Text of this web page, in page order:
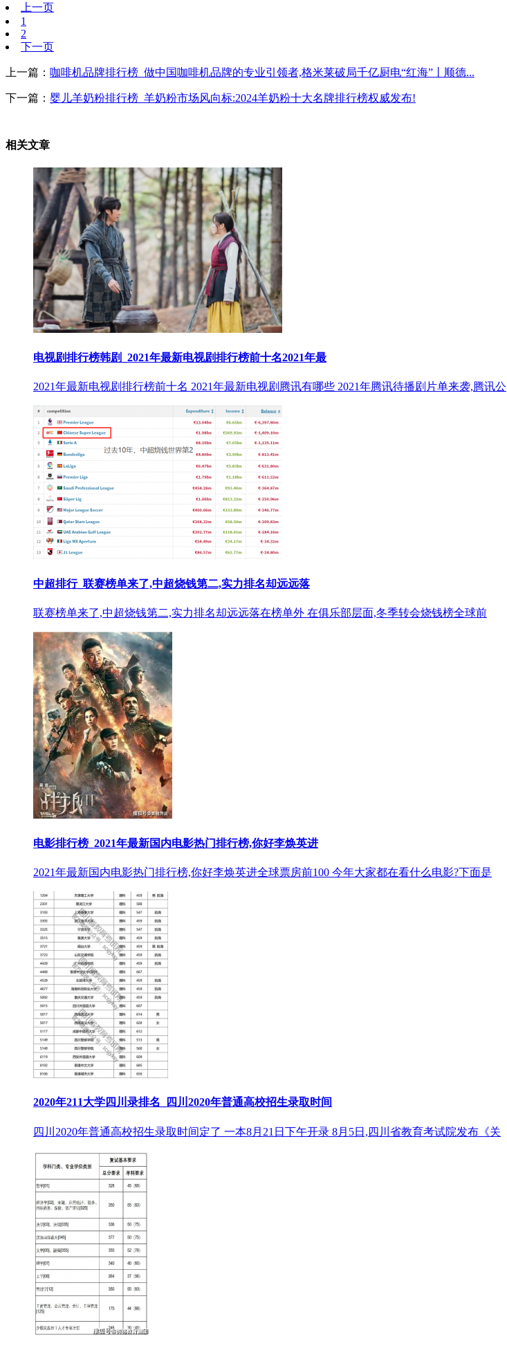
上一页
1
2
下一页
上一篇： 咖啡机品牌排行榜_做中国咖啡机品牌的专业引领者,格米莱破局千亿厨电“红海”丨顺德...
下一篇： 婴儿羊奶粉排行榜_羊奶粉市场风向标:2024羊奶粉十大名牌排行榜权威发布!
相关文章
电视剧排行榜韩剧_2021年最新电视剧排行榜前十名2021年最
2021年最新电视剧排行榜前十名 2021年最新电视剧腾讯有哪些 2021年腾讯待播剧片单来袭,腾讯公
中超排行_联赛榜单来了,中超烧钱第二,实力排名却远远落
联赛榜单来了,中超烧钱第二,实力排名却远远落在榜单外 在俱乐部层面,冬季转会烧钱榜全球前
电影排行榜_2021年最新国内电影热门排行榜,你好李焕英进
2021年最新国内电影热门排行榜,你好李焕英进全球票房前100 今年大家都在看什么电影?下面是
2020年211大学四川录排名_四川2020年普通高校招生录取时间
四川2020年普通高校招生录取时间定了 一本8月21日下午开录 8月5日,四川省教育考试院发布《关